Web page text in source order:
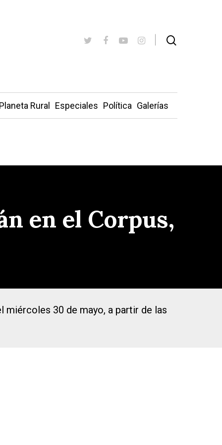
Rural Especiales Política Galerías
en el Corpus,
30 de mayo, a partir de las